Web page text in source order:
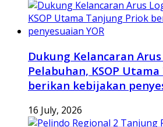
Dukung Kelancaran
Pelabuhan, KSOP
berikan kebijakan
16 July, 2026